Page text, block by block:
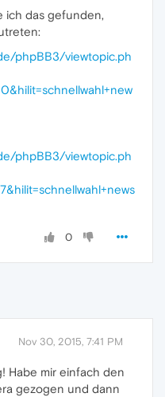
ich das gefunden,
phpBB3/viewtopic.ph
phpBB3/viewtopic.ph
0
Nov 30, 2015, 7:41 PM
Habe mir einfach den
gezogen und dann